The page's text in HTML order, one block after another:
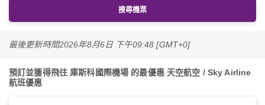
搜尋機票
最後更新時間2026年8月6日 下午09:48 [GMT+0]
預訂並獲得飛往 庫斯科國際機場 的最優惠 天空航空 / Sky Airline
航班優惠